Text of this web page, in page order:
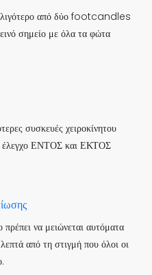
λιγότερο από δύο footcandles
σημείο με όλα τα φώτα
συσκευές χειροκίνητου
έλεγχο ΕΝΤΟΣ και ΕΚΤΟΣ
να μειώνεται αυτόματα
από τη στιγμή που όλοι οι